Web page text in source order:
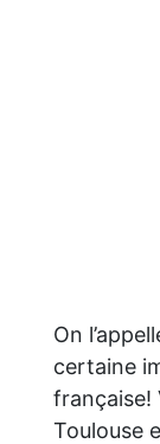
On
certaine
française!
Toulouse